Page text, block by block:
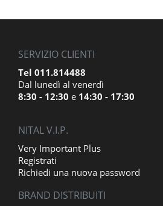
SERVIZIO CLIENTI
Tel 011.814488
Dal lunedì al venerdì
8:30 - 12:30 e 14:30 - 17:30
NITAL V.I.P.
Very Important Plus
Registrati
Richiedi una nuova password
BRAND DISTRIBUITI